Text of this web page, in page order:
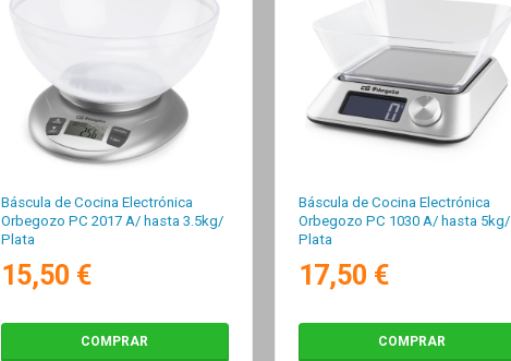
Báscula de Cocina Electrónica
Orbegozo PC 2017 A/ hasta 3.5kg/
Plata
15,50 €
COMPRAR
Báscula de Cocina Electrónica
Orbegozo PC 1030 A/ hasta 5kg/
Plata
17,50 €
COMPRAR